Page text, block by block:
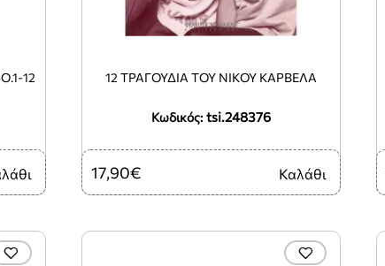
12
Κωδικός: tsi.248376
12 ΤΡΑΓΟΥΔΙΑ ΤΟΥ ΝΙΚΟΥ ΚΑΡΒΕΛΑ
17,90€ Καλάθι